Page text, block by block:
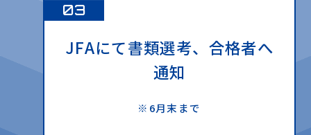
03
JFAにて書類選考、 合格者へ
通知
※6月末まで